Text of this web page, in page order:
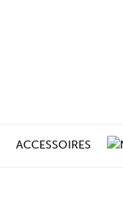
ACCESSOIRES